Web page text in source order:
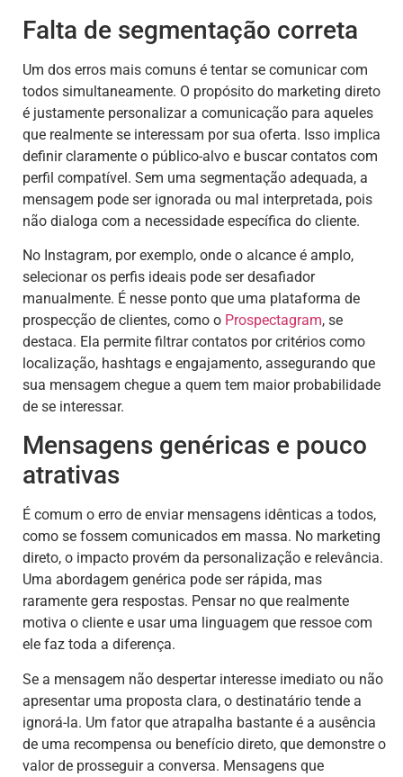
Falta de segmentação correta
Um dos erros mais comuns é tentar se comunicar com
todos simultaneamente. O propósito do marketing direto
é justamente personalizar a comunicação para aqueles
que realmente se interessam por sua oferta. Isso implica
definir claramente o público-alvo e buscar contatos com
perfil compatível. Sem uma segmentação adequada, a
mensagem pode ser ignorada ou mal interpretada, pois
não dialoga com a necessidade específica do cliente.
No Instagram, por exemplo, onde o alcance é amplo,
selecionar os perfis ideais pode ser desafiador
manualmente. É nesse ponto que uma plataforma de
prospecção de clientes, como o Prospectagram, se
destaca. Ela permite filtrar contatos por critérios como
localização, hashtags e engajamento, assegurando que
sua mensagem chegue a quem tem maior probabilidade
de se interessar.
Mensagens genéricas e pouco
atrativas
É comum o erro de enviar mensagens idênticas a todos,
como se fossem comunicados em massa. No marketing
direto, o impacto provém da personalização e relevância.
Uma abordagem genérica pode ser rápida, mas
raramente gera respostas. Pensar no que realmente
motiva o cliente e usar uma linguagem que ressoe com
ele faz toda a diferença.
Se a mensagem não despertar interesse imediato ou não
apresentar uma proposta clara, o destinatário tende a
ignorá-la. Um fator que atrapalha bastante é a ausência
de uma recompensa ou benefício direto, que demonstre o
valor de prosseguir a conversa. Mensagens que